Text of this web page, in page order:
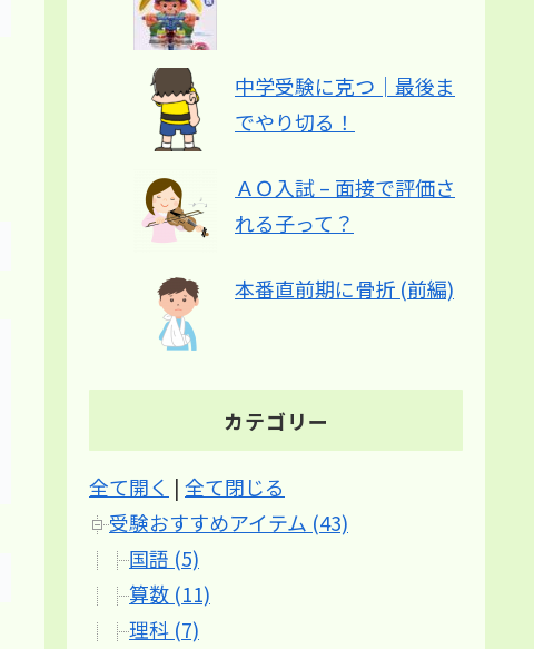
中学受験に克つ│最後ま
でやり切る！
ＡＯ入試 – 面接で評価さ
れる子って？
本番直前期に骨折 (前編)
カテゴリー
全て開く | 全て閉じる
受験おすすめアイテム (43)
国語 (5)
算数 (11)
理科 (7)